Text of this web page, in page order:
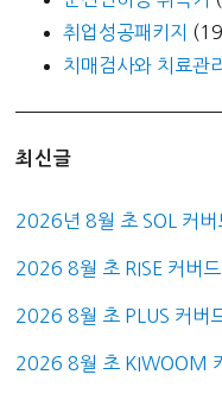
취업성공패키지
치매검사와 치료관
최신글
2026년 8월 초 SOL 커버
2026 8월 초 RISE 커버
2026 8월 초 PLUS 커버
2026 8월 초 KIWOOM